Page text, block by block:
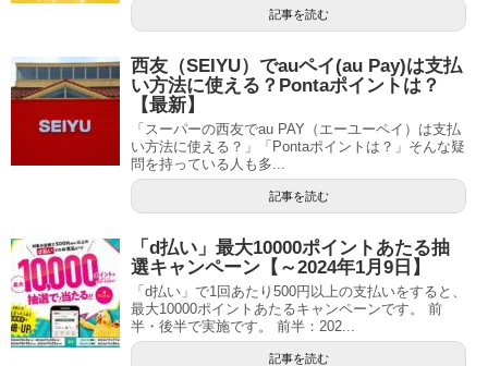
記事を読む
西友（SEIYU）でauペイ(au Pay)は支払
い方法に使える？Pontaポイントは？
【最新】
「スーパーの西友でau PAY（エーユーペイ）は支払
い方法に使える？」「Pontaポイントは？」そんな疑
問を持っている人も多...
記事を読む
「d払い」最大10000ポイントあたる抽
選キャンペーン【～2024年1月9日】
「d払い」で1回あたり500円以上の支払いをすると、
最大10000ポイントあたるキャンペーンです。 前
半・後半で実施です。 前半：202...
記事を読む